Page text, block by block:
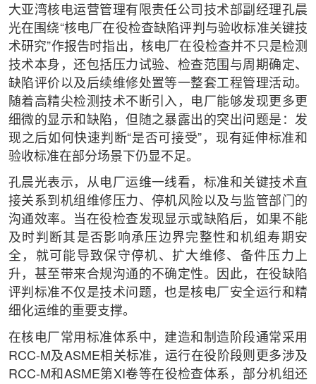
大亚湾核电运营管理有限责任公司技术部副经理孔晨
光在围绕“核电厂在役检查缺陷评判与验收标准关键技
术研究”作报告时指出，核电厂在役检查并不只是检测
技术本身，还包括压力试验、检查范围与周期确定、
缺陷评价以及后续维修处置等一整套工程管理活动。
随着高精尖检测技术不断引入，电厂能够发现更多更
细微的显示和缺陷，但随之暴露出的突出问题是：发
现之后如何快速判断“是否可接受”，现有延伸标准和
验收标准在部分场景下仍显不足。
孔晨光表示，从电厂运维一线看，标准和关键技术直
接关系到机组维修压力、停机风险以及与监管部门的
沟通效率。当在役检查发现显示或缺陷后，如果不能
及时判断其是否影响承压边界完整性和机组寿期安
全，就可能导致保守停机、扩大维修、备件压力上
升，甚至带来合规沟通的不确定性。因此，在役缺陷
评判标准不仅是技术问题，也是核电厂安全运行和精
细化运维的重要支撑。
在核电厂常用标准体系中，建造和制造阶段通常采用
RCC-M及ASME相关标准，运行在役阶段则更多涉及
RCC-M和ASME第XI卷等在役检查体系，部分机组还